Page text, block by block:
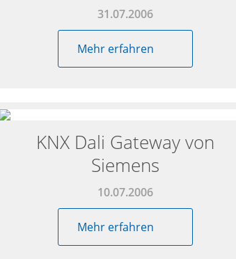
31.07.2006
Mehr erfahren
KNX Dali Gateway von
Siemens
10.07.2006
Mehr erfahren